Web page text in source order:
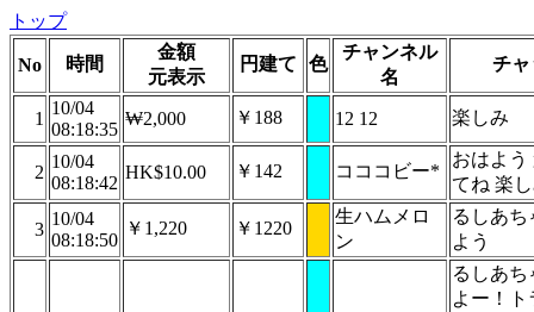
トップ
No 時間
金額
元表示
円建て 色
チャンネル
名
チャ
1
10/04
08:18:35
₩2,000 ￥188 12 12 楽しみ
2
10/04
08:18:42
HK$10.00 ￥142 コココビー*
おはよう
てね 楽
3
10/04
08:18:50
￥1,220 ￥1220
生ハムメロ
ン
るしあち
よう
るしあち
よー！ト